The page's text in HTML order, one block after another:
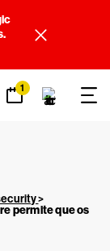
1
>
permite que os